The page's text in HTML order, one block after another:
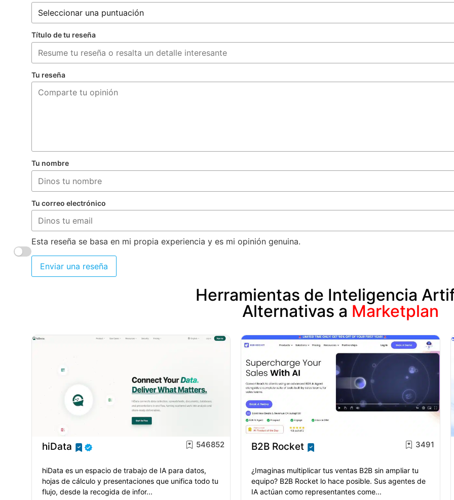
Título de tu reseña
Tu reseña
Tu nombre
Tu correo electrónico
Esta reseña se basa en mi propia experiencia y es mi opinión genuina.
Enviar una reseña
Herramientas de Inteligencia
Alternativas a Marketplan
hiData 546852
hiData es un espacio de trabajo de IA para datos,
hojas de cálculo y presentaciones que unifica todo tu
flujo, desde la recogida de infor...
B2B Rocket 3491
¿Imaginas multiplicar tus ventas B2B sin ampliar tu
equipo? B2B Rocket lo hace posible. Sus agentes de
IA actúan como representantes come...